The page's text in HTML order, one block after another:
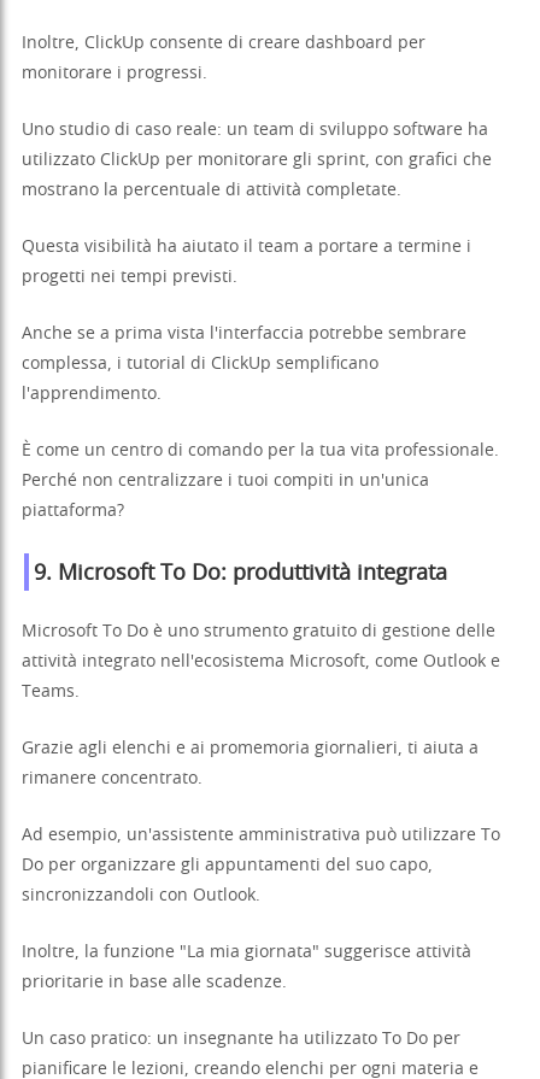
Inoltre, ClickUp consente di creare dashboard per
monitorare i progressi.
Uno studio di caso reale: un team di sviluppo software ha
utilizzato ClickUp per monitorare gli sprint, con grafici che
mostrano la percentuale di attività completate.
Questa visibilità ha aiutato il team a portare a termine i
progetti nei tempi previsti.
Anche se a prima vista l'interfaccia potrebbe sembrare
complessa, i tutorial di ClickUp semplificano
l'apprendimento.
È come un centro di comando per la tua vita professionale.
Perché non centralizzare i tuoi compiti in un'unica
piattaforma?
9. Microsoft To Do: produttività integrata
Microsoft To Do è uno strumento gratuito di gestione delle
attività integrato nell'ecosistema Microsoft, come Outlook e
Teams.
Grazie agli elenchi e ai promemoria giornalieri, ti aiuta a
rimanere concentrato.
Ad esempio, un'assistente amministrativa può utilizzare To
Do per organizzare gli appuntamenti del suo capo,
sincronizzandoli con Outlook.
Inoltre, la funzione "La mia giornata" suggerisce attività
prioritarie in base alle scadenze.
Un caso pratico: un insegnante ha utilizzato To Do per
pianificare le lezioni, creando elenchi per ogni materia e